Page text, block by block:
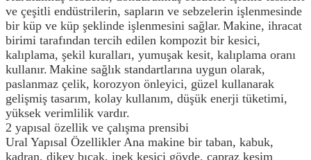
ve çeşitli endüstrilerin, sapların ve sebzelerin işlenmesinde
bir küp ve küp şeklinde işlenmesini sağlar. Makine, ihracat
birimi tarafından tercih edilen kompozit bir kesici,
kalıplama, şekil kuralları, yumuşak kesit, kalıplama oranı
kullanır. Makine sağlık standartlarına uygun olarak,
paslanmaz çelik, korozyon önleyici, güzel kullanarak
gelişmiş tasarım, kolay kullanım, düşük enerji tüketimi,
yüksek verimlilik vardır.
2 yapısal özellik ve çalışma prensibi
Ural Yapısal Özellikler Ana makine bir taban, kabuk,
kadran, dikey bıçak, ipek kesici gövde, çapraz kesim